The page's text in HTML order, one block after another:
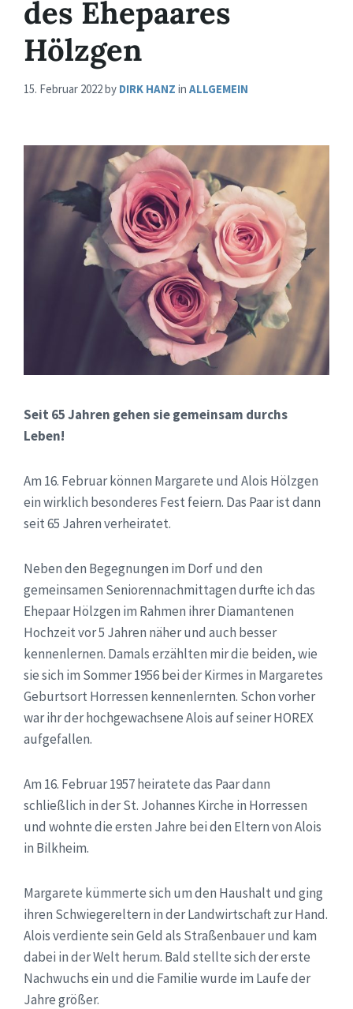
des Ehepaares
Hölzgen
15. Februar 2022by DIRK HANZ in ALLGEMEIN
Seit 65 Jahren gehen sie gemeinsam durchs
Leben!
Am 16. Februar können Margarete und Alois Hölzgen
ein wirklich besonderes Fest feiern. Das Paar ist dann
seit 65 Jahren verheiratet.
Neben den Begegnungen im Dorf und den
gemeinsamen Seniorennachmittagen durfte ich das
Ehepaar Hölzgen im Rahmen ihrer Diamantenen
Hochzeit vor 5 Jahren näher und auch besser
kennenlernen. Damals erzählten mir die beiden, wie
sie sich im Sommer 1956 bei der Kirmes in Margaretes
Geburtsort Horressen kennenlernten. Schon vorher
war ihr der hochgewachsene Alois auf seiner HOREX
aufgefallen.
Am 16. Februar 1957 heiratete das Paar dann
schließlich in der St. Johannes Kirche in Horressen
und wohnte die ersten Jahre bei den Eltern von Alois
in Bilkheim.
Margarete kümmerte sich um den Haushalt und ging
ihren Schwiegereltern in der Landwirtschaft zur Hand.
Alois verdiente sein Geld als Straßenbauer und kam
dabei in der Welt herum. Bald stellte sich der erste
Nachwuchs ein und die Familie wurde im Laufe der
Jahre größer.